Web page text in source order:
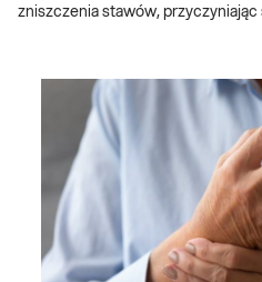
zniszczenia stawów,